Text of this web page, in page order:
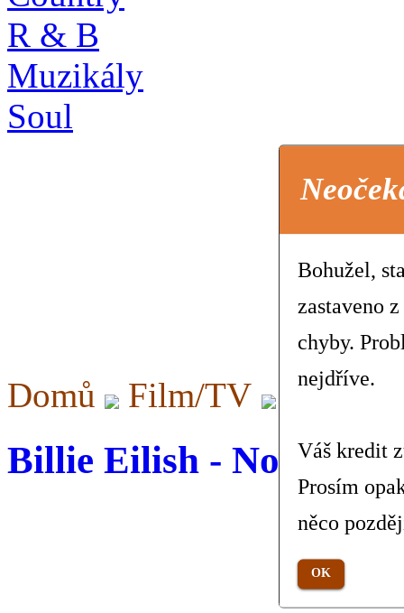
R & B
Muzikály
Soul
Domů Film/TV No
Billie Eilish - No Time
Bohužel,
zastaveno
chyby.
nejdříve.
Váš kredit
Prosím
něco
OK